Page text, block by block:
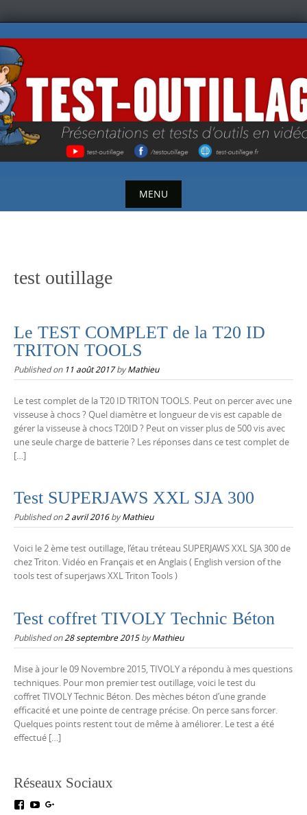
to
content
MENU
test outillage
Le TEST COMPLET de la T20 ID
TRITON TOOLS
Published on 11 août 2017byMathieu
Le test complet de la T20 ID TRITON TOOLS. Peut on percer avec une
visseuse à chocs ? Quel diamètre et longueur de vis est capable de
gérer la visseuse à chocs T20ID ? Peut on visser plus de 500 vis avec
une seule charge de batterie ? Les réponses dans ce test complet de
[…]
Test SUPERJAWS XXL SJA 300
Published on2 avril 2016byMathieu
Voici le 2 ème test outillage, l’étau tréteau SUPERJAWS XXL SJA 300 de
chez Triton. Vidéo en Français et en Anglais ( English version of the
tools test of superjaws XXL Triton Tools )
Test coffret TIVOLY Technic Béton
Published on28 septembre 2015byMathieu
Mise à jour le 09 Novembre 2015, TIVOLY a répondu à mes questions
techniques. Pour mon premier test outillage, voici le test du
coffret TIVOLY Technic Béton. Des mèches béton d’une grande
efficacité et une pointe de centrage précise. On perce sans forcer.
Quelques points restent tout de même à améliorer. Le test a été
effectué […]
Réseaux Sociaux
VoirVoir